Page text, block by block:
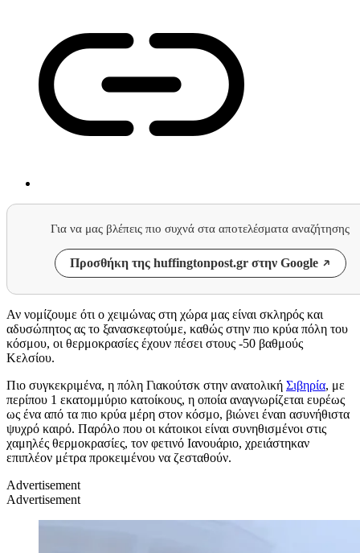
Για να μας βλέπεις πιο συχνά στα αποτελέσματα αναζήτησης
Προσθήκη της huffingtonpost.gr στην Google
Αν νομίζουμε ότι ο χειμώνας στη χώρα μας είναι σκληρός και
αδυσώπητος ας το ξανασκεφτούμε, καθώς στην πιο κρύα πόλη του
κόσμου, οι θερμοκρασίες έχουν πέσει στους -50 βαθμούς
Κελσίου.
Πιο συγκεκριμένα, η πόλη Γιακούτσκ στην ανατολική Σιβηρία, με
περίπου 1 εκατομμύριο κατοίκους, η οποία αναγνωρίζεται ευρέως
ως ένα από τα πιο κρύα μέρη στον κόσμο, βιώνει έναn ασυνήθιστα
ψυχρό καιρό. Παρόλο που οι κάτοικοι είναι συνηθισμένοι στις
χαμηλές θερμοκρασίες, τον φετινό Ιανουάριο, χρειάστηκαν
επιπλέον μέτρα προκειμένου να ζεσταθούν.
Advertisement
Advertisement